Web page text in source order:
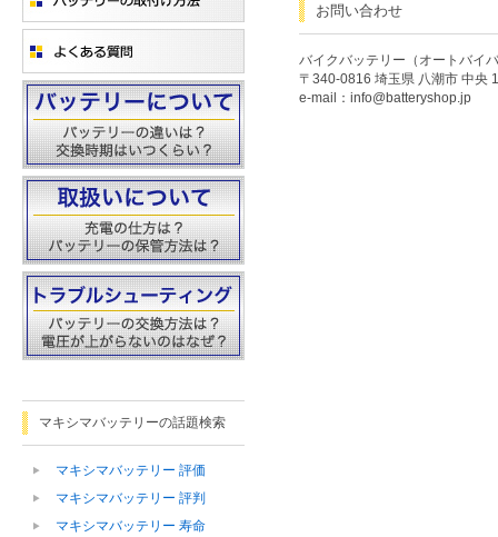
お問い合わせ
バイクバッテリー（オートバイ
〒340-0816 埼玉県 八潮市 中央
e-mail：info@batteryshop.jp
マキシマバッテリーの話題検索
マキシマバッテリー 評価
マキシマバッテリー 評判
マキシマバッテリー 寿命